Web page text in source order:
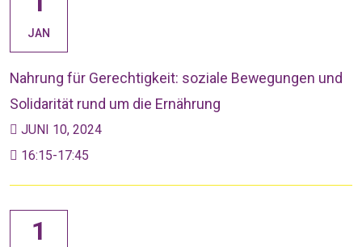
JAN
Nahrung für Gerechtigkeit: soziale Bewegungen und
Solidarität rund um die Ernährung
JUNI 10, 2024
16:15-17:45
1